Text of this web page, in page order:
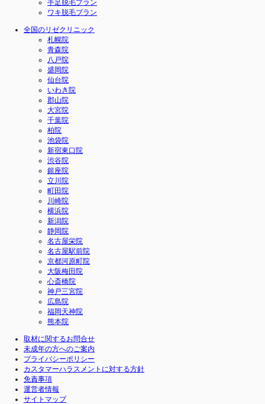
手足脱毛プラン
ワキ脱毛プラン
全国のリゼクリニック
札幌院
青森院
八戸院
盛岡院
仙台院
いわき院
郡山院
大宮院
千葉院
柏院
池袋院
新宿東口院
渋谷院
銀座院
立川院
町田院
川崎院
横浜院
新潟院
静岡院
名古屋栄院
名古屋駅前院
京都河原町院
大阪梅田院
心斎橋院
神戸三宮院
広島院
福岡天神院
熊本院
取材に関するお問合せ
未成年の方へのご案内
プライバシーポリシー
カスタマーハラスメントに対する方針
免責事項
運営者情報
サイトマップ